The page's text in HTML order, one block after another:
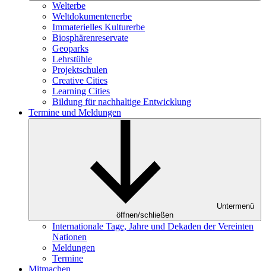
Welterbe
Weltdokumentenerbe
Immaterielles Kulturerbe
Biosphärenreservate
Geoparks
Lehrstühle
Projektschulen
Creative Cities
Learning Cities
Bildung für nachhaltige Entwicklung
Termine und Meldungen
Untermenü
öffnen/schließen
Internationale Tage, Jahre und Dekaden der Vereinten
Nationen
Meldungen
Termine